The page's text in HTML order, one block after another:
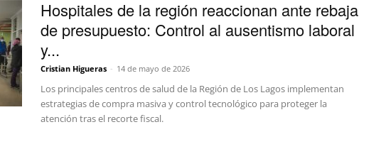
Hospitales de la región reaccionan ante rebaja
de presupuesto: Control al ausentismo laboral
y...
Cristian Higueras - 14 de mayo de 2026
Los principales centros de salud de la Región de Los Lagos implementan
estrategias de compra masiva y control tecnológico para proteger la
atención tras el recorte fiscal.